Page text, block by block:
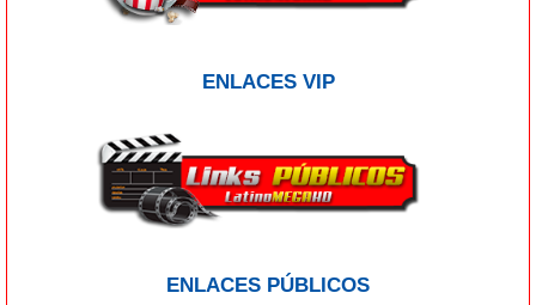
ENLACES VIP
ENLACES PÚBLICOS